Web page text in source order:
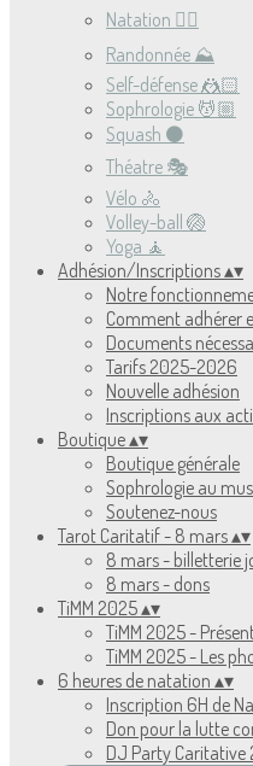
Natation 🏊🏻
Randonnée ⛰
Self-défense 🤼🏻
Sophrologie 💆🏼
Squash ⚫️
Théatre 🎭
Vélo 🚴
Volley-ball 🏐
Yoga 🧘
Adhésion/Inscriptions▴▾
Notre
Comment adhérer
Documents
Tarifs 2025-2026
Nouvelle adhésion
Inscriptions aux
Boutique▴▾
Boutique générale
Sophrologie au
Soutenez-nous
Tarot Caritatif - 8 mars▴▾
8 mars - billetterie
8 mars - dons
TiMM 2025▴▾
TiMM 2025 -
TiMM 2025 - Les
6 heures de natation ▴▾
Inscription 6H de
Don pour la lutte
DJ Party Caritative